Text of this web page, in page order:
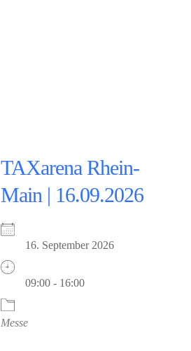
TAXarena Rhein-
Main | 16.09.2026
16. September 2026
09:00 - 16:00
Messe